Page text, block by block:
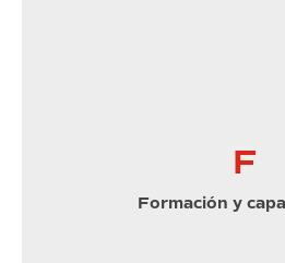
F
Formación y